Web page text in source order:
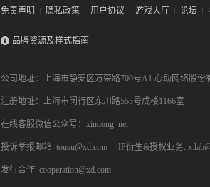
免责声明 隐私政策 用户协议 游戏大厅 论坛
品牌资源及样式指南
公司地址：上海市静安区万荣路700号A1 心动网络股份
注册地址：上海市闵行区东川路555号戊楼1166室
在线客服微信公众号：xindong_net
投诉举报邮箱: tousu@xd.com IP衍生&授权业务:
发行合作: cooperation@xd.com